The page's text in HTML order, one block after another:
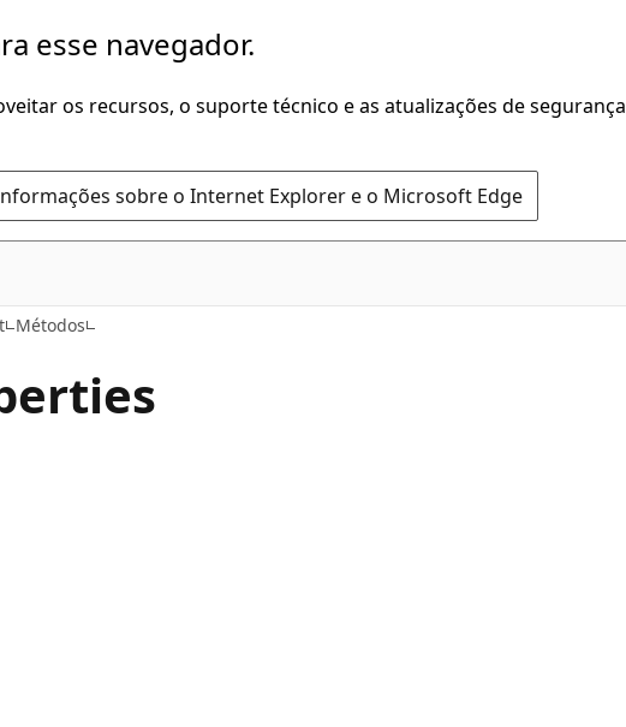
esse navegador.
os recursos, o suporte técnico e as atualizações de segurança
sobre o Internet Explorer e o Microsoft Edge
Métodos